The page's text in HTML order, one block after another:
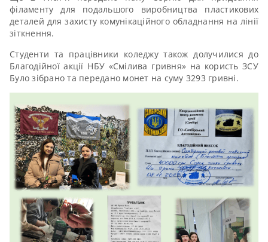
філаменту для подальшого виробництва пластикових
деталей для захисту комунікаційного обладнання на лінії
зіткнення.
Студенти та працівники коледжу також долучилися до
Благодійної акції НБУ «Смілива гривня» на користь ЗСУ
Було зібрано та передано монет на суму 3293 гривні.